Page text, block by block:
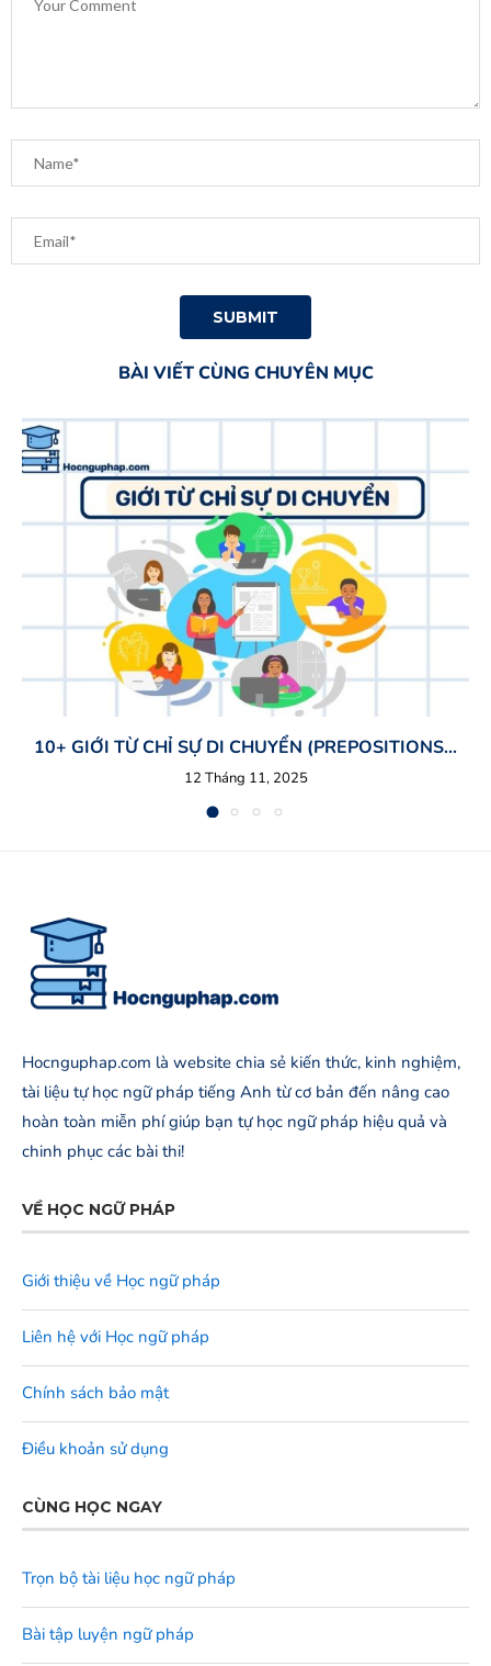
BÀI VIẾT CÙNG CHUYÊN MỤC
10+ GIỚI TỪ CHỈ SỰ DI CHUYỂN (PREPOSITIONS...
12 Tháng 11, 2025
Hocnguphap.com là website chia sẻ kiến thức, kinh nghiệm,
tài liệu tự học ngữ pháp tiếng Anh từ cơ bản đến nâng cao
hoàn toàn miễn phí giúp bạn tự học ngữ pháp hiệu quả và
chinh phục các bài thi!
VỀ HỌC NGỮ PHÁP
Giới thiệu về Học ngữ pháp
Liên hệ với Học ngữ pháp
Chính sách bảo mật
Điều khoản sử dụng
CÙNG HỌC NGAY
Trọn bộ tài liệu học ngữ pháp
Bài tập luyện ngữ pháp